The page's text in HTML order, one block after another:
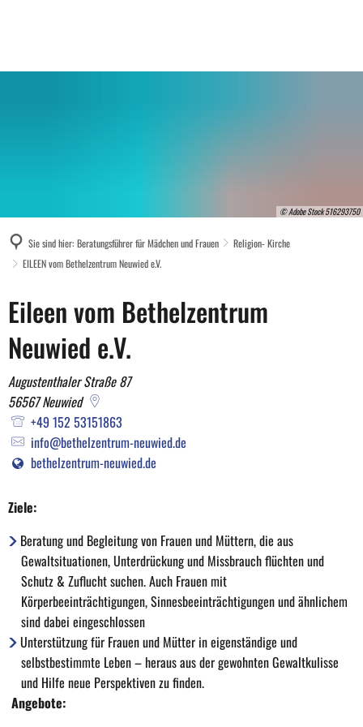
© Adobe Stock 516293750
Sie sind hier: Beratungsführer für Mädchen und Frauen
Religion- Kirche
EILEEN vom Bethelzentrum Neuwied e.V.
EILEEN
vom
Bethelzentrum
Neuwied
e.V.
Eileen vom Bethelzentrum
Neuwied e.V.
Augustenthaler Straße 87
56567 Neuwied
+49 152 53151863
info@bethelzentrum-neuwied.de
bethelzentrum-neuwied.de
Ziele:
Beratung und Begleitung von Frauen und Müttern, die aus
Gewaltsituationen, Unterdrückung und Missbrauch flüchten und
Schutz & Zuflucht suchen. Auch Frauen mit
Körperbeeinträchtigungen, Sinnesbeeinträchtigungen und ähnlichem
sind dabei eingeschlossen
Unterstützung für Frauen und Mütter in eigenständige und
selbstbestimmte Leben – heraus aus der gewohnten Gewaltkulisse
und Hilfe neue Perspektiven zu finden.
Angebote: